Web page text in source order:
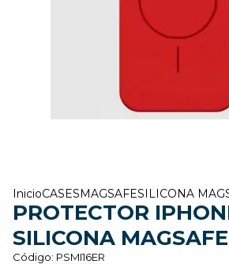
InicioCASES MAGSAFESILICONA
PROTECTOR
SILICONA
Código: PSMI16ER